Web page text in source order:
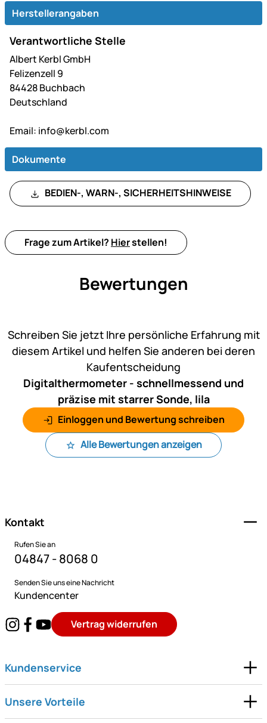
Herstellerangaben
Verantwortliche Stelle
Albert Kerbl GmbH
Felizenzell 9
84428 Buchbach
Deutschland
Email: info@kerbl.com
Dokumente
BEDIEN-, WARN-, SICHERHEITSHINWEISE
Frage zum Artikel? Hierstellen!
Bewertungen
Schreiben Sie jetzt Ihre persönliche Erfahrung mit
diesem Artikel und helfen Sie anderen bei deren
Kaufentscheidung
Digitalthermometer - schnellmessend und
präzise mit starrer Sonde, lila
Einloggen und Bewertung schreiben
Alle Bewertungen anzeigen
Kontakt
Rufen Sie an
04847 - 8068 0
Senden Sie uns eine Nachricht
Kundencenter
Vertrag widerrufen
Kundenservice
Unsere Vorteile